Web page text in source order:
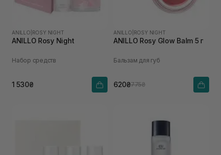
ANILLO ROSY NIGHT
ANILLO Rosy Night
Набор средств
1 530₴
ANILLO ROSY NIGHT
ANILLO Rosy Glow Balm 5 г
Бальзам для губ
620₴775₴